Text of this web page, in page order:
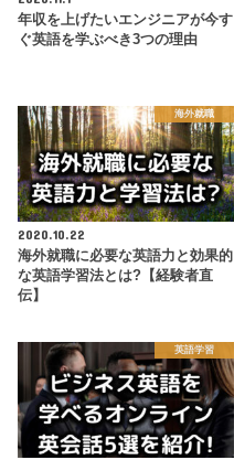
年収を上げたいエンジニアが今す
ぐ英語を学ぶべき3つの理由
海外就職
2020.10.22
海外就職に必要な英語力と効果的
な英語学習法とは?【経験者直
伝】
英語学習